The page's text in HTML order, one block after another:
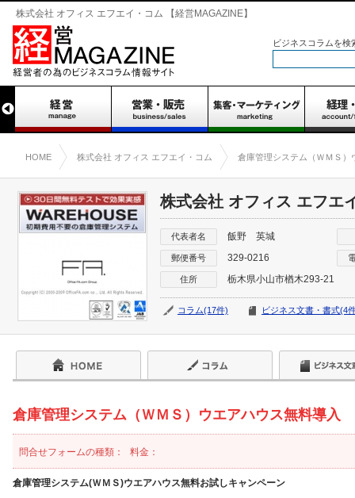
株式会社 オフィス エフエイ・コム 【経営MAGAZINE】
ビジネスコラムを検
HOME 株式会社 オフィス エフエイ・コム 倉庫管理システム（ＷＭＳ）
株式会社 オフィス エフエ
代表者名 飯野 英城
郵便番号 329-0216
住所 栃木県小山市楢木293-21
コラム(17件) ビジネス文書・書式(4
倉庫管理システム（ＷＭＳ）ウエアハウス無料導入
問合せフォームの種類： 料金：
倉庫管理システム(ＷＭＳ)ウエアハウス無料お試しキャンペーン